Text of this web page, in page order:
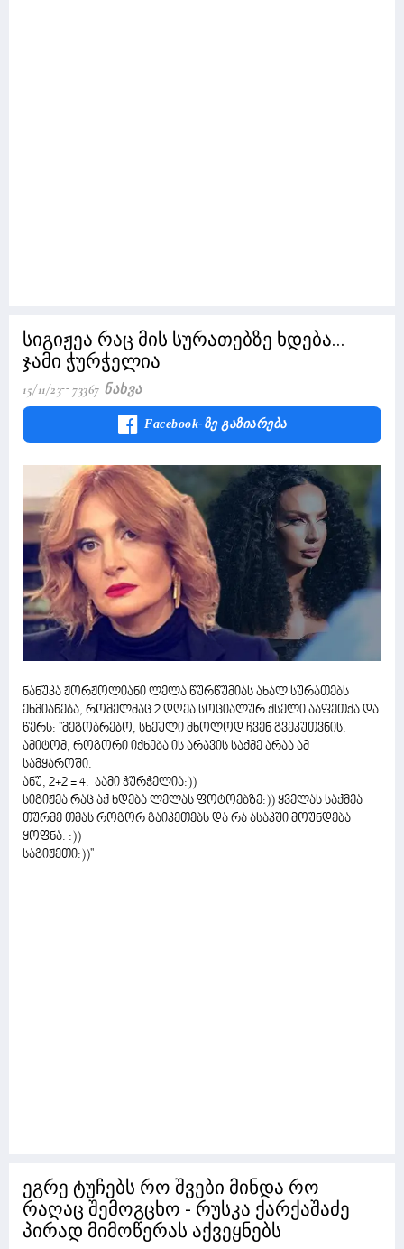
სიგიჟეა რაც მის სურათებზე ხდება...
ჯამი ჭურჭელია
15/11/23 73367 Ნახვა
Facebook-Ზე Გაზიარება
ნანუკა ჟორჟოლიანი ლელა წურწუმიას ახალ სურათებს
ეხმიანება, რომელმაც 2 დღეა სოციალურ ქსელი ააფეთქა და
წერს: ''მეგობრებო, სხეული მხოლოდ ჩვენ გვეკუთვნის.
ამიტომ, როგორი იქნება ის არავის საქმე არაა ამ
სამყაროში.
ანუ, 2+2 = 4. ჯამი ჭურჭელია:))
სიგიჟეა რაც აქ ხდება ლელას ფოტოებზე:)) ყველას საქმეა
თურმე თმას როგორ გაიკეთებს და რა ასაკში მოუნდება
ყოფნა. :))
საგიჟეთი:))''
ეგრე ტუჩებს რო შვები მინდა რო
რაღაც შემოგცხო - რუსკა ქარქაშაძე
პირად მიმოწერას აქვეყნებს